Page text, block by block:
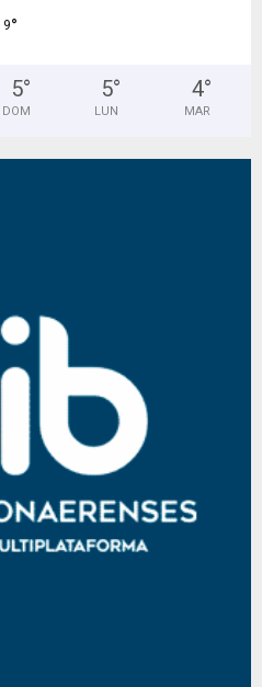
9°
5°
DOM
5°
LUN
4°
MAR